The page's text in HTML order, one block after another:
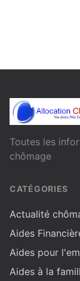
Toutes les
chômage
CATÉGORIES
Actualité
Aides
Aides pour
Aides à la